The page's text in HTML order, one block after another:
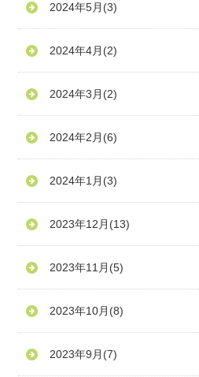
2024年5月 (3)
2024年4月 (2)
2024年3月 (2)
2024年2月 (6)
2024年1月 (3)
2023年12月 (13)
2023年11月 (5)
2023年10月 (8)
2023年9月 (7)